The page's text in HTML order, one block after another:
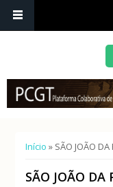
Está aqui
Início » SÃO JOÃO DA
SÃO JOÃO DA